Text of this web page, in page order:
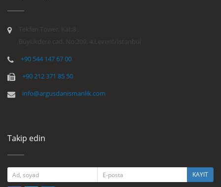
Tekfen Tower, Kat:8 ,
Büyükdere cad. No:209, 4.Levent/İstanbul
+90 544 147 67 00
+90 212 371 85 50
info@argusdanismanlik.com
Takip edin
KAYIT